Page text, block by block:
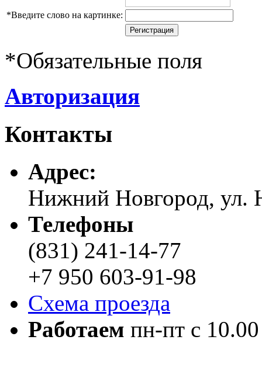
*Введите слово на картинке:
*Обязательные поля
Авторизация
Контакты
Адреc:
Нижний Новгород, ул.
Телефоны
(831) 241-14-77
+7 950 603-91-98
Схема проезда
Работаем пн-пт с